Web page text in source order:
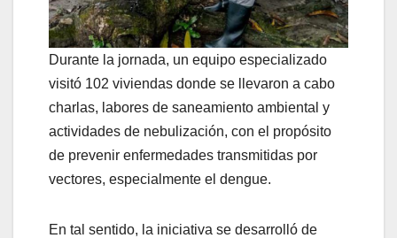
Durante la jornada, un equipo especializado
visitó 102 viviendas donde se llevaron a cabo
charlas, labores de saneamiento ambiental y
actividades de nebulización, con el propósito
de prevenir enfermedades transmitidas por
vectores, especialmente el dengue.
En tal sentido, la iniciativa se desarrolló de